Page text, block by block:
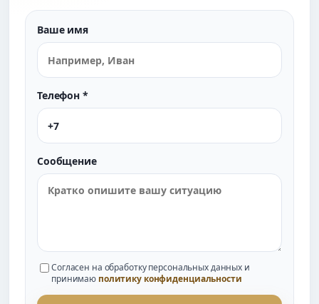
Ваше имя
Телефон *
Сообщение
Согласен на обработку персональных данных и
принимаю политику конфиденциальности